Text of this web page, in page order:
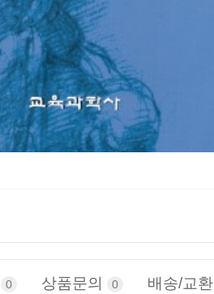
0 상품문의 0 배송/교환